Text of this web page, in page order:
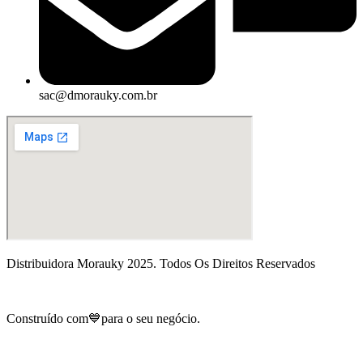
sac@dmorauky.com.br
Distribuidora Morauky 2025. Todos Os Direitos Reservados
Construído com💙para o seu negócio.